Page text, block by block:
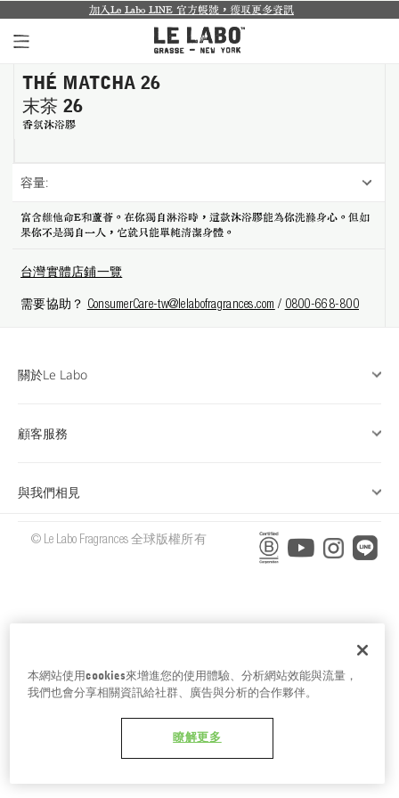
個人香氛系列
室內香氛系列
加入Le Labo LINE 官方帳號，獲取更多資訊
THÉ MATCHA 26
末茶 26
香氛沐浴膠
容量:
富含維他命E和蘆薈。在你獨自淋浴時，這款沐浴膠能為你洗滌身心。但如
果你不是獨自一人，它就只能單純清潔身體。
台灣實體店鋪一覽
需要協助？ ConsumerCare-tw@lelabofragrances.com / 0800-668-800
關於Le Labo
顧客服務
與我們相見
© Le Labo Fragrances 全球版權所有
本網站使用cookies來增進您的使用體驗、分析網站效能與流量，
我們也會分享相關資訊給社群、廣告與分析的合作夥伴。
瞭解更多